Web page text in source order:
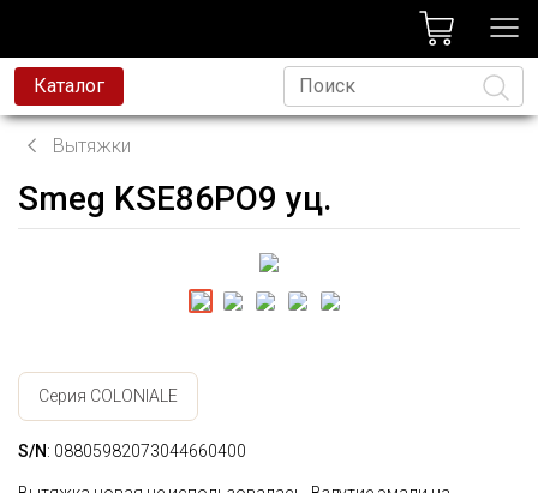
Каталог
Вытяжки
Smeg KSE86PO9 уц.
Серия COLONIALE
S/N: 08805982073044660400